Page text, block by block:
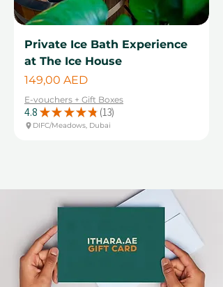
Private Ice Bath Experience
at The Ice House
Цена
149,00 AED
E-vouchers + Gift Boxes
4.8 ★ ★ ★ ★ ★ 13
13
DIFC/Meadows, Dubai